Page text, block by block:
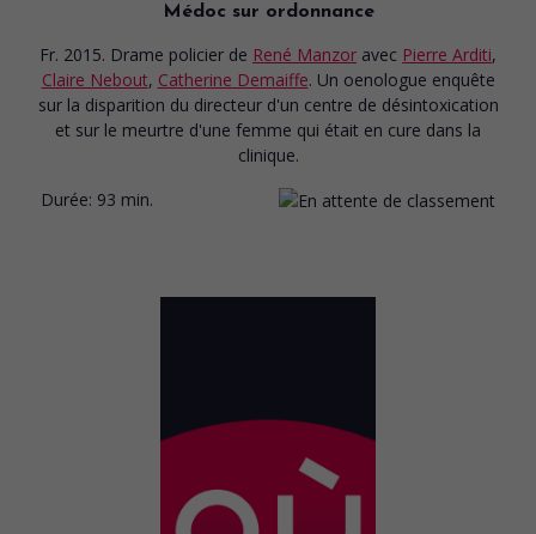
Médoc sur ordonnance
Fr. 2015. Drame policier de René Manzor avec Pierre Arditi,
Claire Nebout, Catherine Demaiffe. Un oenologue enquête
sur la disparition du directeur d'un centre de désintoxication
et sur le meurtre d'une femme qui était en cure dans la
clinique.
Durée: 93 min.